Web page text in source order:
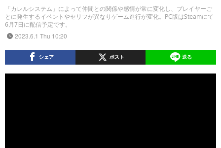
「カレルシステム」によって仲間との関係や感情が常に変化し、プレイヤーご
とに発生するイベントやセリフが異なりゲーム進行が変化。PC版はSteamにて
6月7日に配信予定です。
2023.6.1 Thu 10:20
シェア ポスト 送る